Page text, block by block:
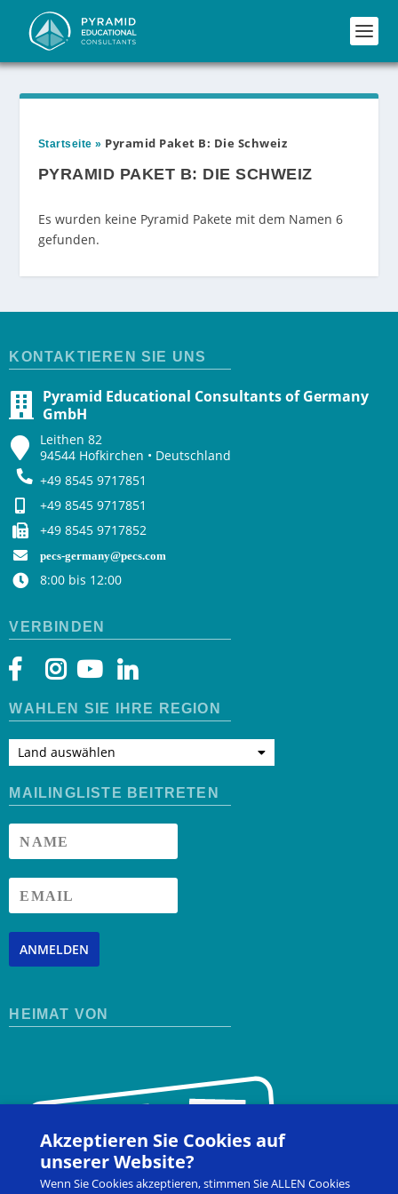
Startseite » Pyramid Paket B: Die Schweiz
PYRAMID PAKET B: DIE SCHWEIZ
Es wurden keine Pyramid Pakete mit dem Namen 6
gefunden.
KONTAKTIEREN SIE UNS
Pyramid Educational Consultants of Germany
GmbH
Leithen 82
94544 Hofkirchen • Deutschland
+49 8545 9717851
+49 8545 9717851
+49 8545 9717852
pecs-germany@pecs.com
8:00 bis 12:00
VERBINDEN
WÄHLEN SIE IHRE REGION
Land auswählen
MAILINGLISTE BEITRETEN
ANMELDEN
HEIMAT VON
Akzeptieren Sie Cookies auf
unserer Website?
Wenn Sie Cookies akzeptieren, stimmen Sie ALLEN Cookies